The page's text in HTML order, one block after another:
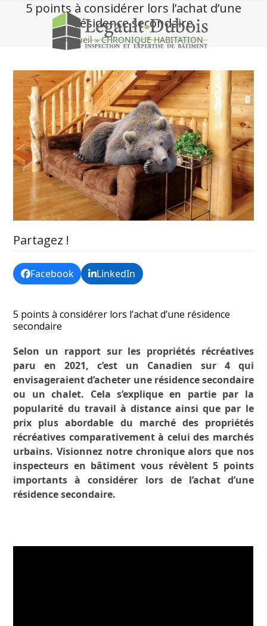
5 points à considérer lors l’achat d’une
résidence secondaire
Accueil»CHRONIQUE HABITATION
Partagez !
Facebook LinkedIn
5 points à considérer lors l’achat d’une résidence
secondaire
Selon un rapport sur les propriétés récréatives
paru en 2021, c’est un Canadien sur 4 qui
envisageraient d’acheter une résidence secondaire
ou un chalet. Cela s’explique en partie par la
popularité du travail à distance ainsi que par le
prix plus abordable du marché des propriétés
récréatives comparativement à celui des marchés
urbains. Visionnez notre chronique alors que nos
inspecteurs en bâtiment vous révèlent 5 points
importants à considérer lors de l’achat d’une
résidence secondaire.